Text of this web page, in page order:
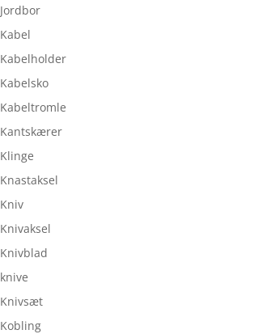
Jordbor
Kabel
Kabelholder
Kabelsko
Kabeltromle
Kantskærer
Klinge
Knastaksel
Kniv
Knivaksel
Knivblad
knive
Knivsæt
Kobling